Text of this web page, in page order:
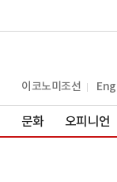
이코노미조선
문화 오피니언